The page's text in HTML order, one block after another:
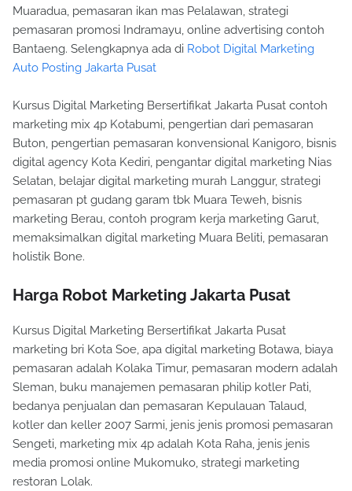
Muaradua, pemasaran ikan mas Pelalawan, strategi
pemasaran promosi Indramayu, online advertising contoh
Bantaeng. Selengkapnya ada di Robot Digital Marketing
Auto Posting Jakarta Pusat
Kursus Digital Marketing Bersertifikat Jakarta Pusat contoh
marketing mix 4p Kotabumi, pengertian dari pemasaran
Buton, pengertian pemasaran konvensional Kanigoro, bisnis
digital agency Kota Kediri, pengantar digital marketing Nias
Selatan, belajar digital marketing murah Langgur, strategi
pemasaran pt gudang garam tbk Muara Teweh, bisnis
marketing Berau, contoh program kerja marketing Garut,
memaksimalkan digital marketing Muara Beliti, pemasaran
holistik Bone.
Harga Robot Marketing Jakarta Pusat
Kursus Digital Marketing Bersertifikat Jakarta Pusat
marketing bri Kota Soe, apa digital marketing Botawa, biaya
pemasaran adalah Kolaka Timur, pemasaran modern adalah
Sleman, buku manajemen pemasaran philip kotler Pati,
bedanya penjualan dan pemasaran Kepulauan Talaud,
kotler dan keller 2007 Sarmi, jenis jenis promosi pemasaran
Sengeti, marketing mix 4p adalah Kota Raha, jenis jenis
media promosi online Mukomuko, strategi marketing
restoran Lolak.